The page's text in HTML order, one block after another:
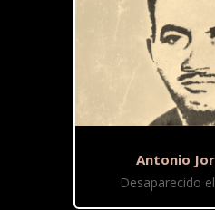
Antonio
Desaparecido